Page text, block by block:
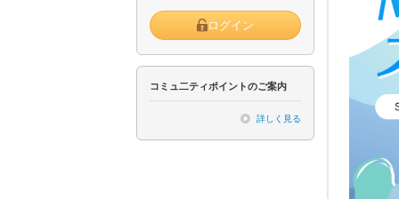
ログイン
コミュ二ティポイントのご案内
詳しく見る